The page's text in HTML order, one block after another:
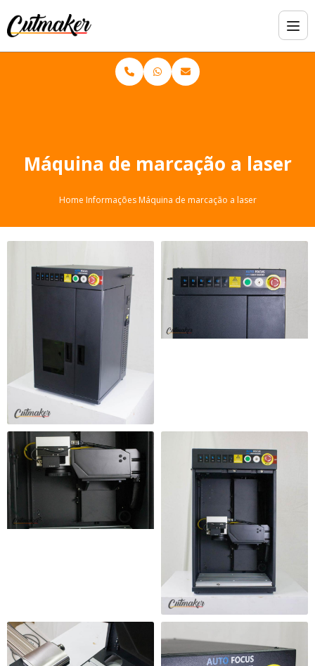
Home Informações Máquina de marcação a laser
Máquina de marcação a laser